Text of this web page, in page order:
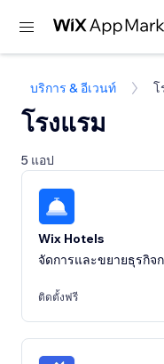
บริการ & อีเวนท์ โ
โรงแรม
5 แอป
Wix Hotels
จัดการและขยายธุรกิจ
ติดตั้งฟรี